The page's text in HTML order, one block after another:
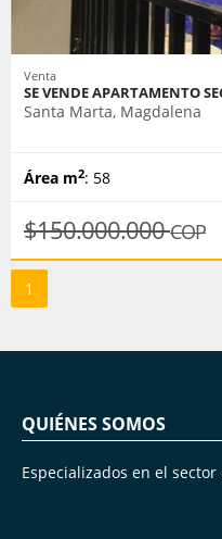
Venta
SE VENDE APARTAMENTO
Santa Marta, Magdalena
Área m2: 58
$150.000.000COP
1
QUIÉNES SOMOS
Especializados en el sector